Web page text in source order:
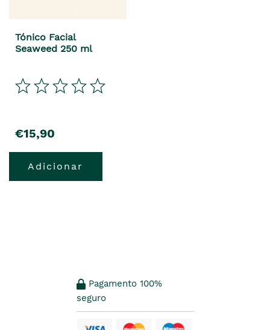
Tónico Facial
Seaweed 250 ml
precio
€15,90
Adicionar
Pagamento 100%
seguro